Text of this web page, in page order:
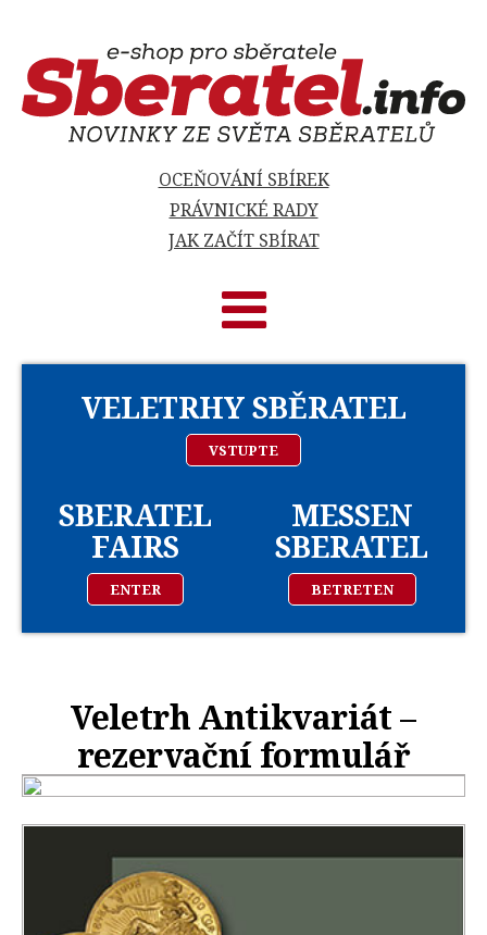
OCEŇOVÁNÍ SBÍREK
PRÁVNICKÉ RADY
JAK ZAČÍT SBÍRAT
VELETRHY SBĚRATEL
VSTUPTE
SBERATEL
FAIRS
ENTER
MESSEN
SBERATEL
BETRETEN
Veletrh Antikvariát –
rezervační formulář